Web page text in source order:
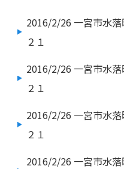
2016/2/26 一宮市水
２１
2016/2/26 一宮市水
２１
2016/2/26 一宮市水
２１
2016/2/26 一宮市水